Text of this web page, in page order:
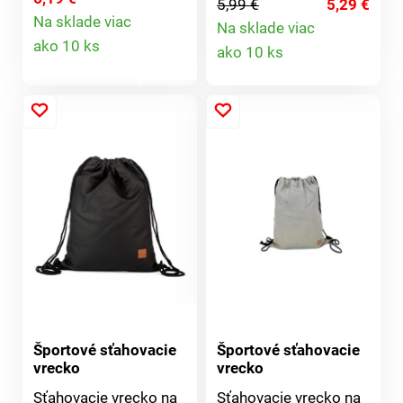
pokožke Schopnosť
vysokej absorpcie
Rýchloschnúci
pohodlnému zbaleniu
41x32cmMateriál:
100% bavlna
Na sklade viac
ako 10 ks
35x40cm Materiál:
100% polyuretán
5,99 €
5,29 €
Na sklade viac
ako 10 ks
Športové sťahovacie
vrecko
Sťahovacie vrecko na
Športové sťahovacie
vrecko
Sťahovacie vrecko na